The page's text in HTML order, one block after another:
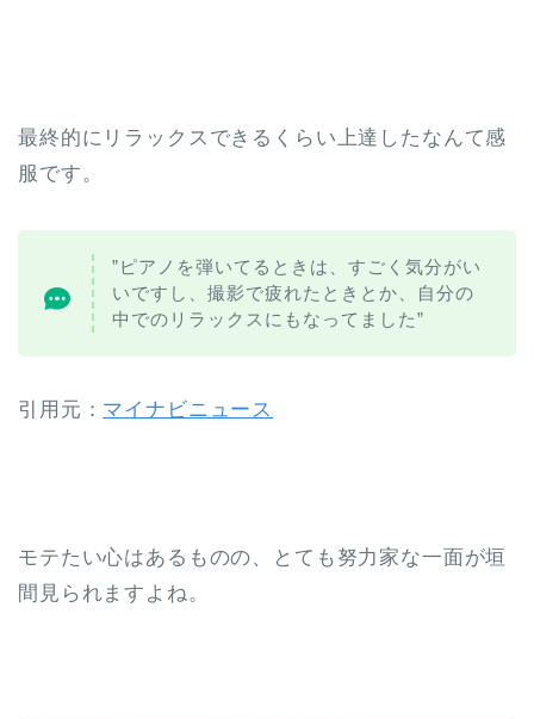
最終的にリラックスできるくらい上達したなんて感
服です。
”ピアノを弾いてるときは、すごく気分がい
いですし、撮影で疲れたときとか、自分の
中でのリラックスにもなってました”
引用元： マイナビニュース
モテたい心はあるものの、とても努力家な一面が垣
間見られますよね。